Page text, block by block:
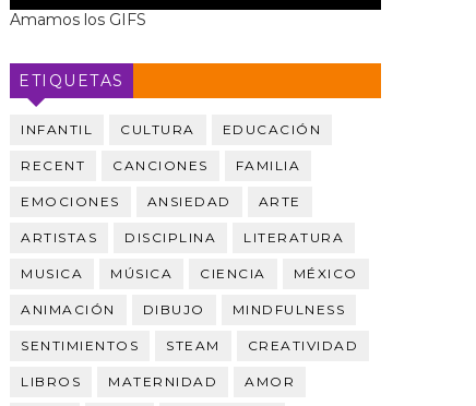
Amamos los GIFS
ETIQUETAS
INFANTIL CULTURA EDUCACIÓN
RECENT CANCIONES FAMILIA
EMOCIONES ANSIEDAD ARTE
ARTISTAS DISCIPLINA LITERATURA
MUSICA MÚSICA CIENCIA MÉXICO
ANIMACIÓN DIBUJO MINDFULNESS
SENTIMIENTOS STEAM CREATIVIDAD
LIBROS MATERNIDAD AMOR